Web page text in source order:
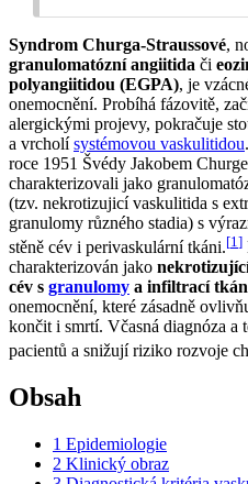
Syndrom Churga-Straussové,
granulomatózní angiitida či
polyangiitidou (EGPA), je
onemocnění. Probíhá fázovitě,
alergickými projevy, pokračuje
a vrcholísystémovou vaskulitidou
roce 1951 Švédy Jakobem
charakterizovali jako
(tzv. nekrotizujicí vaskulitida s
granulomy různého stadia) s
stěně cév i perivaskulární tkáni.[1 ]
charakterizován jako
cév s granulomy a infiltrací
onemocnění, které zásadně
končit i smrtí. Včasná diagnóza a
pacientů a snižují riziko rozvoje
Obsah
1 Epidemiologie
2 Klinický obraz